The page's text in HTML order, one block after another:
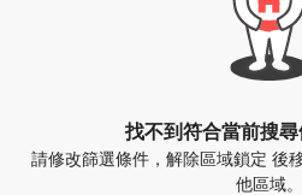
找不到符合當前搜尋
請修改篩選條件，解除區域鎖定 後
他區域。